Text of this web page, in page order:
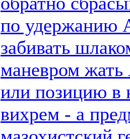
по удержанию
забивать
маневром
или позицию в
вихрем - а